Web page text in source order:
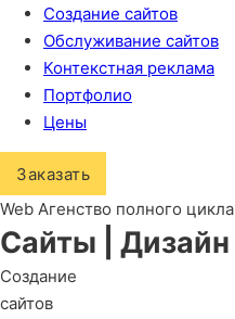
Создание сайтов
Обслуживание сайтов
Контекстная реклама
Портфолио
Цены
Заказать
Web Агенство полного цикла
Сайты Дизайн
Создание
сайтов